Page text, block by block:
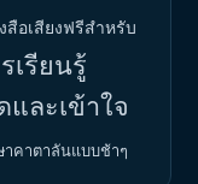
สือเสียงฟรีสำหรับ
เรียนรู้
และเข้าใจ
าคาตาลันแบบช้าๆ